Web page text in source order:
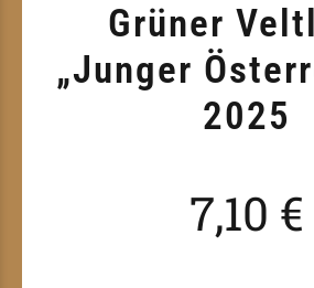
Grüner
„Junger
2025
7,10 €